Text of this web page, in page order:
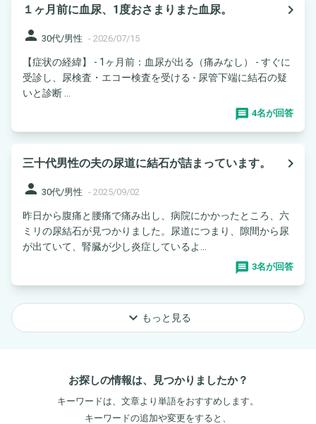
１ヶ月前に血尿、1度おさまりまた血尿。
navigate_next
person 30代/男性 - 2026/07/15
【症状の経緯】 - 1ヶ月前：血尿が出る（痛みなし） - すぐに
受診し、尿検査・エコー検査を受ける - 尿管下端に結石の疑
いと診断 ...
4名が回答
三十代男性の夫の尿道に結石が詰まっています。
navigate_next
person 30代/男性 - 2025/09/02
昨日から腹痛と腰痛で痛み出し、病院にかかったところ、六
ミリの尿結石が見つかりました。尿道につまり、隙間から尿
が出ていて、腎臓が少し炎症しているよ...
3名が回答
keyboard_arrow_down もっと見る
お探しの情報は、見つかりましたか？
キーワードは、文章より単語をおすすめします。
キーワードの追加や変更をすると、